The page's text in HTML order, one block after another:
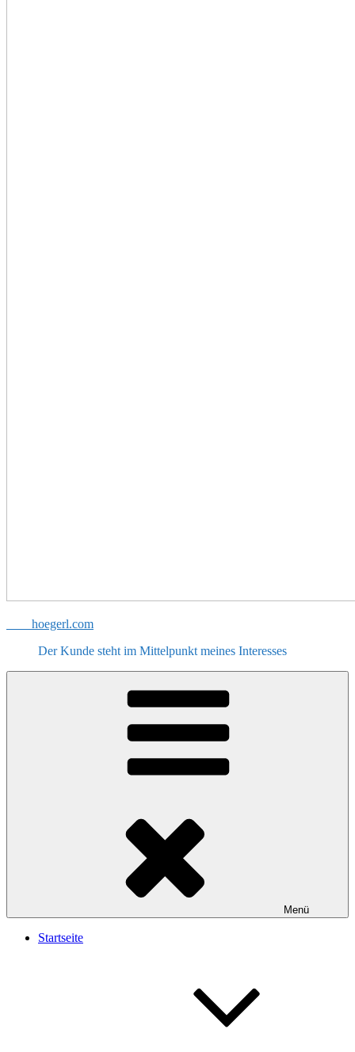
hoegerl.com
Der Kunde steht im Mittelpunkt meines Interesses
Menü
Startseite